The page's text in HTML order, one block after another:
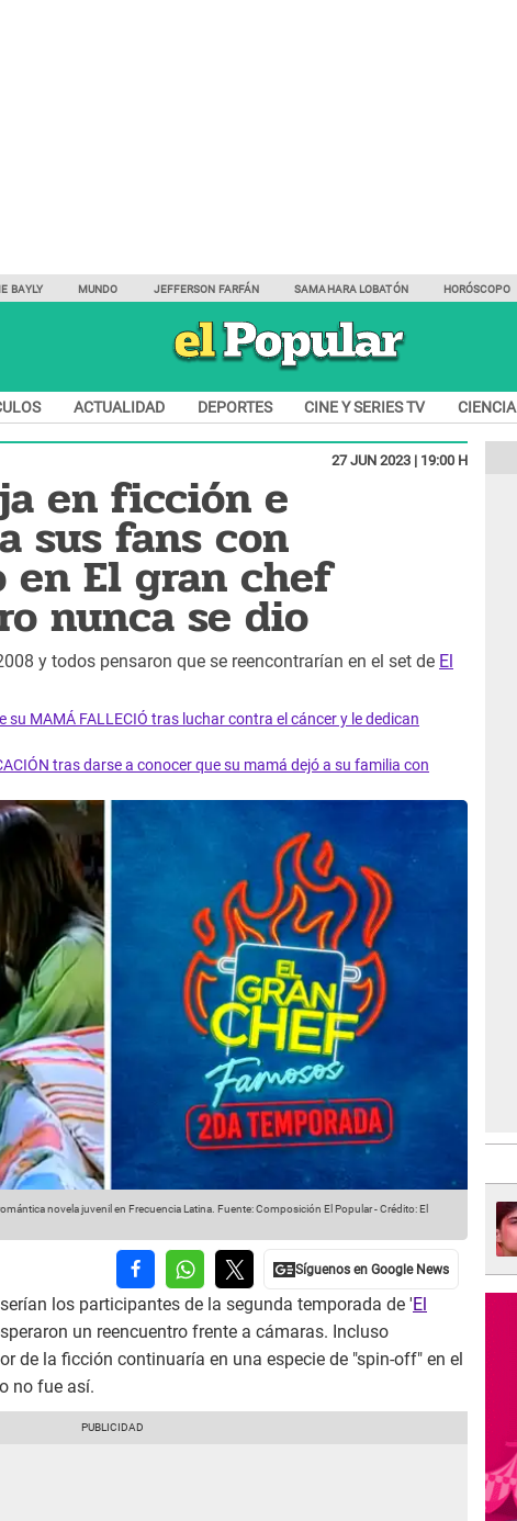
BAYLY MUNDO JEFFERSON FARFÁN SAMAHARA LOBATÓN HORÓSCOPO
ACTUALIDAD DEPORTES CINE Y SERIES TV CIENCIA
27 JUN 2023 | 19:00 H
en ficción e
sus fans con
en El gran chef
nunca se dio
y todos pensaron que se reencontrarían en el set de El
su MAMÁ FALLECIÓ tras luchar contra el cáncer y le dedican
tras darse a conocer que su mamá dejó a su familia con
novela juvenil en Frecuencia Latina. Fuente: Composición El Popular-Crédito: El
los participantes de la segunda temporada de 'El
un reencuentro frente a cámaras. Incluso
de la ficción continuaría en una especie de "spin-off" en el
no fue así.